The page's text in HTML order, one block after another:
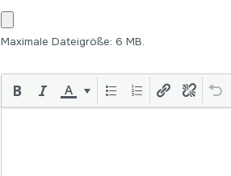
Maximale Dateigröße: 6 MB.